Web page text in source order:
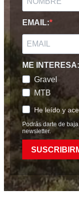
EMAIL:
ME INTERESA:
Gravel
MTB
He leído y
Podrás darte de
newsletter.